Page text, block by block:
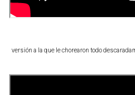
versión a la que le chorearon todo